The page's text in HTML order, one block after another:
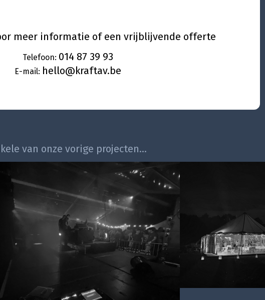
meer informatie of een vrijblijvende offerte
Telefoon: 014 87 39 93
E-mail: hello@kraftav.be
van onze vorige projecten...